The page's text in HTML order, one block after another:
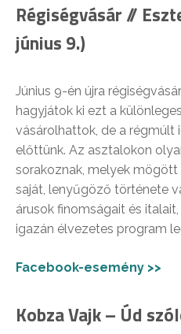
Régiségvásár //
június 9.)
Június 9-én újra
hagyjátok ki ezt a
vásárolhattok, de a régmúlt
előttünk. Az asztalokon
sorakoznak, melyek
saját, lenyűgöző története
árusok finomságait és
igazán élvezetes program
Facebook-esemény >>
Kobza Vajk – Úd